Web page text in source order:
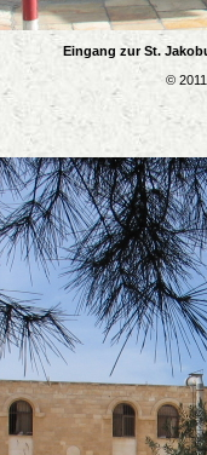
Eingang zur St.
©